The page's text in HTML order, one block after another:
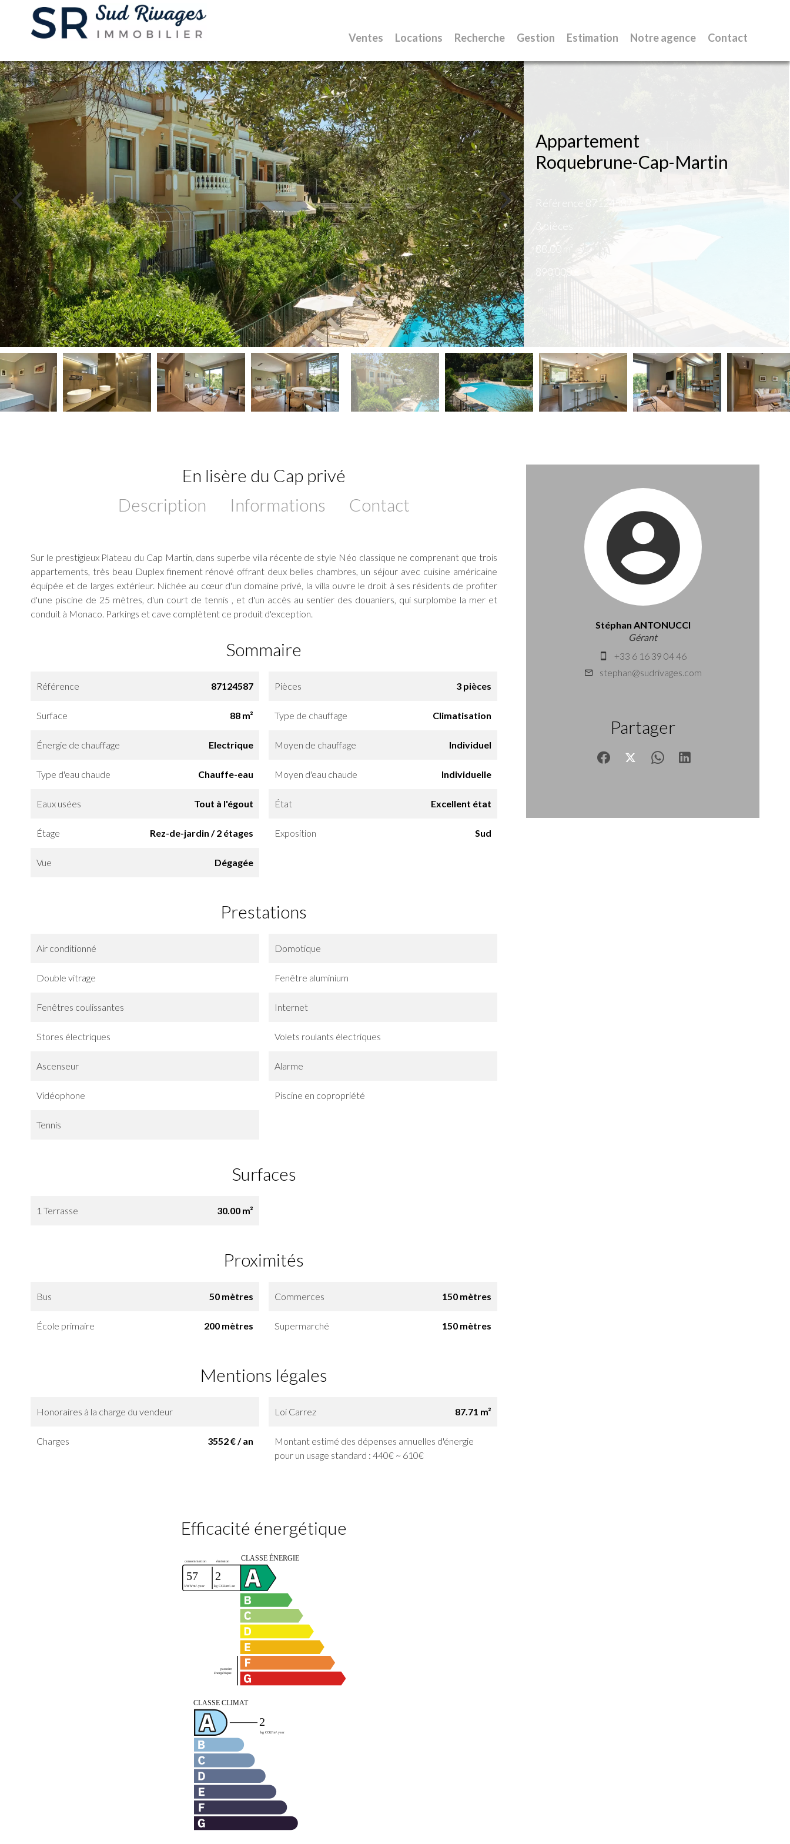
Ventes Locations Recherche Gestion Estimation Notre agence Contact
Appartement
Roquebrune-Cap-Martin
Référence
3 pièces
m²
890 000 €
En lisère du Cap privé
Description
Informations Contact
Sur le prestigieux Plateau du Cap Martin, dans superbe villa récente de style Néo classique ne comprenant que trois
appartements, très beau Duplex finement rénové offrant deux belles chambres, un séjour avec cuisine américaine
équipée et de larges extérieur. Nichée au cœur d'un domaine privé, la villa ouvre le droit à ses résidents de profiter
d'une piscine de 25 mètres, d'un court de tennis , et d'un accès au sentier des douaniers, qui surplombe la mer et
conduit à Monaco. Parkings et cave complètent ce produit d'exception.
Sommaire
Référence 87124587 Pièces 3 pièces
Surface 88 m² Type de chauffage Climatisation
Énergie de chauffage Electrique Moyen de chauffage Individuel
Type d'eau chaude Chauffe-eau Moyen d'eau chaude Individuelle
Eaux usées Tout à l'égout État Excellent état
Étage Rez-de-jardin / 2 étages Exposition Sud
Vue Dégagée
Prestations
Air conditionné Domotique
Double vitrage Fenêtre aluminium
Fenêtres coulissantes Internet
Stores électriques Volets roulants électriques
Ascenseur Alarme
Vidéophone Piscine en copropriété
Tennis
Surfaces
1 Terrasse 30.00 m²
Proximités
Bus 50 mètres Commerces 150 mètres
École primaire 200 mètres Supermarché 150 mètres
Mentions légales
Honoraires à la charge du vendeur Loi Carrez 87.71 m²
Charges 3552 € / an
Montant estimé des dépenses annuelles d'énergie
pour un usage standard : 440€ ~ 610€
Efficacité énergétique
Stéphan ANTONUCCI
Gérant
+33 6 16 39 04 46
stephan@sudrivages.com
Partager